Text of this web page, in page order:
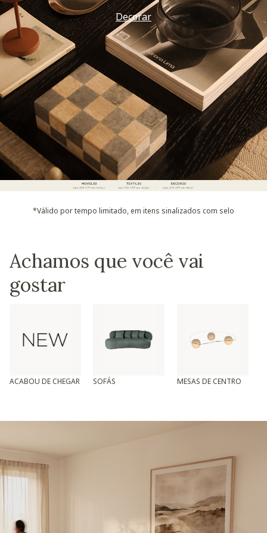
Decorar
*Válido por tempo limitado, em itens sinalizados com selo
Achamos que você vai
gostar
ACABOU DE CHEGAR SOFÁS MESAS DE CENTRO